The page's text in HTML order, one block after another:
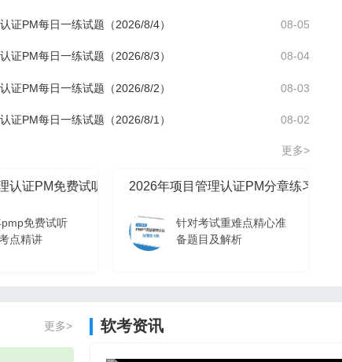
证PM每日一练试题（2026/8/4） 08-05
证PM每日一练试题（2026/8/3） 08-04
证PM每日一练试题（2026/8/2） 08-03
证PM每日一练试题（2026/8/1） 08-02
更多>
认证PM免费试听课程
免费试听
点精讲
2026年项目管理认证PM分章练习册
针对考试重难点精心准
备题目及解析
pmp免费试听
点精讲
更多> 软考资讯